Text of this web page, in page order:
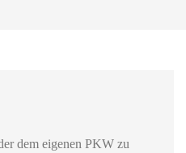
dem eigenen PKW zu